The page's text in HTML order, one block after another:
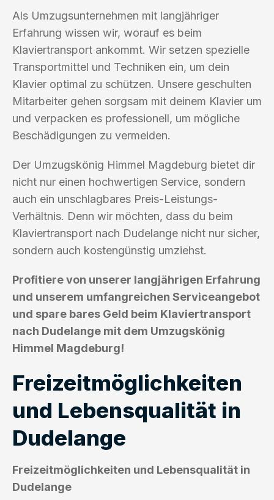
Als Umzugsunternehmen mit langjähriger
Erfahrung wissen wir, worauf es beim
Klaviertransport ankommt. Wir setzen spezielle
Transportmittel und Techniken ein, um dein
Klavier optimal zu schützen. Unsere geschulten
Mitarbeiter gehen sorgsam mit deinem Klavier um
und verpacken es professionell, um mögliche
Beschädigungen zu vermeiden.
Der Umzugskönig Himmel Magdeburg bietet dir
nicht nur einen hochwertigen Service, sondern
auch ein unschlagbares Preis-Leistungs-
Verhältnis. Denn wir möchten, dass du beim
Klaviertransport nach Dudelange nicht nur sicher,
sondern auch kostengünstig umziehst.
Profitiere von unserer langjährigen Erfahrung
und unserem umfangreichen Serviceangebot
und spare bares Geld beim Klaviertransport
nach Dudelange mit dem Umzugskönig
Himmel Magdeburg!
Freizeitmöglichkeiten
und Lebensqualität in
Dudelange
Freizeitmöglichkeiten und Lebensqualität in
Dudelange